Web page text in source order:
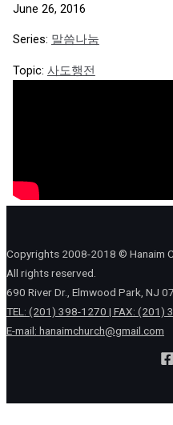
June 26, 2016
Series: 말씀나눔
Topic: 사도행전
Copyrights 2008-2018 © Hanaim
All rights reserved.
690 River Dr., Elmwood Park, NJ
TEL: (201) 398-1270 | FAX: (201)
E-mail: hanaimchurch@gmail.com